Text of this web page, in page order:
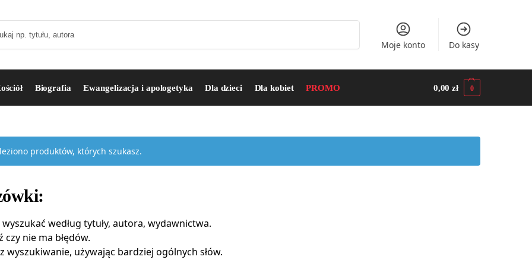
Moje konto Do kasy
Biografia Ewangelizacja i apologetyka Dla dzieci Dla kobiet PROMO 0,00zł 0
produktów, których szukasz.
według tytuły, autora, wydawnictwa.
czy nie ma błędów.
wyszukiwanie, używając bardziej ogólnych słów.